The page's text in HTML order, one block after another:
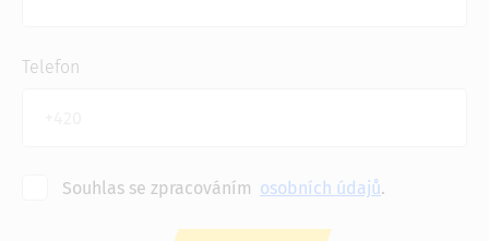
Telefon
Souhlas se zpracováním osobních údajů.